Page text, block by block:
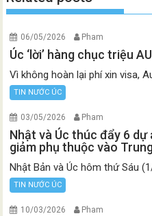
06/05/2026 Pham
Úc ‘lời’ hàng chục triệu
Vì không hoàn lại phí xin visa,
TIN NƯỚC ÚC
03/05/2026 Pham
Nhật và Úc thúc đẩy 6
giảm phụ thuộc vào
Nhật Bản và Úc hôm thứ Sáu
TIN NƯỚC ÚC
10/03/2026 Pham